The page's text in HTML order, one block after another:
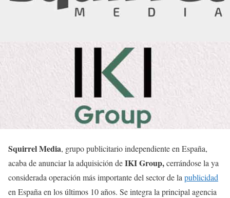
Squirrel Media, grupo publicitario independiente en España,
acaba de anunciar la adquisición deIKI Group,cerrándose la ya
considerada operación más importante del sector de lapublicidad
en España en los últimos 10 años. Se integra la principal agencia